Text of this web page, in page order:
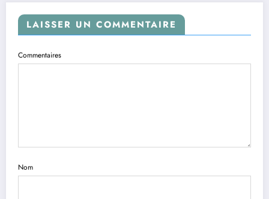
LAISSER UN COMMENTAIRE
Commentaires
Nom